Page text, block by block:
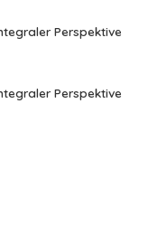
Perspektive
Perspektive